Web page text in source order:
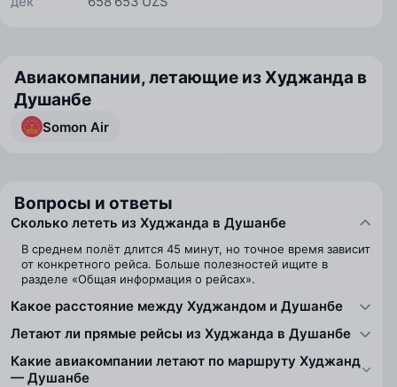
Авиакомпании, летающие из Худжанда в
Душанбе
Somon Air
Вопросы и ответы
Сколько лететь из Худжанда в Душанбе
В среднем полёт длится 45 минут, но точное время зависит
от конкретного рейса. Больше полезностей ищите в
разделе «Общая информация о рейсах».
Какое расстояние между Худжандом и Душанбе
Летают ли прямые рейсы из Худжанда в Душанбе
Какие авиакомпании летают по маршруту Худжанд
— Душанбе